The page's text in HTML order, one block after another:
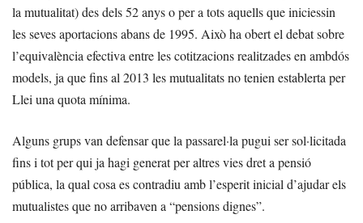
la mutualitat) des dels 52 anys o per a tots aquells que iniciessin
les seves aportacions abans de 1995. Això ha obert el debat sobre
l’equivalència efectiva entre les cotitzacions realitzades en ambdós
models, ja que fins al 2013 les mutualitats no tenien establerta per
Llei una quota mínima.
Alguns grups van defensar que la passarel·la pugui ser sol·licitada
fins i tot per qui ja hagi generat per altres vies dret a pensió
pública, la qual cosa es contradiu amb l’esperit inicial d’ajudar els
mutualistes que no arribaven a “pensions dignes”.